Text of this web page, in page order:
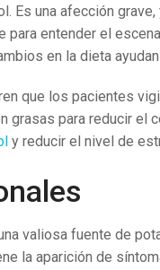
Es una afección
entender el
en la dieta
que los pacientes
grasas para reducir el
y reducir el nivel de
valiosa fuente de
la aparición de